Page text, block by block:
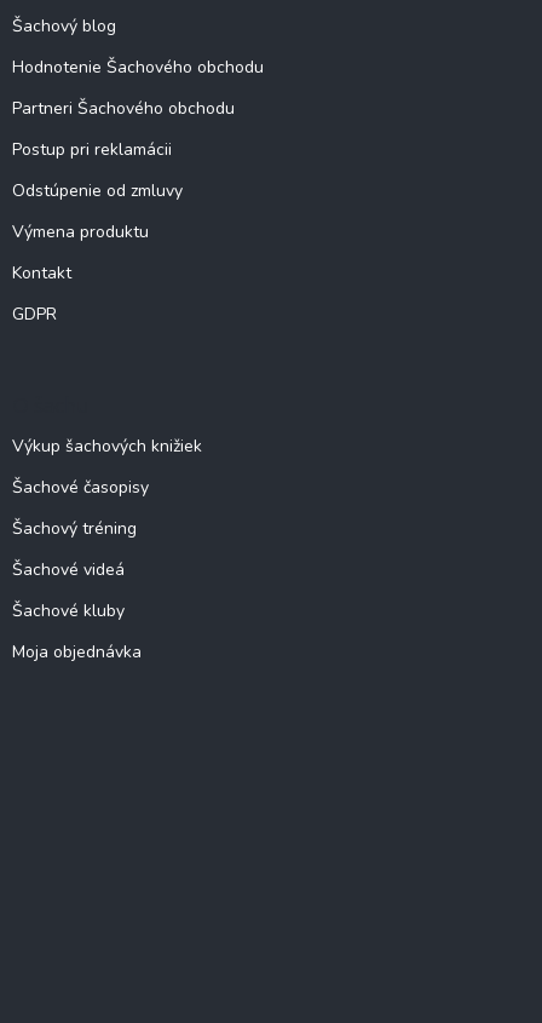
Šachový blog
Hodnotenie Šachového obchodu
Partneri Šachového obchodu
Postup pri reklamácii
Odstúpenie od zmluvy
Výmena produktu
Kontakt
GDPR
Výkup šachových knižiek
Šachové časopisy
Šachový tréning
Šachové videá
Šachové kluby
Moja objednávka